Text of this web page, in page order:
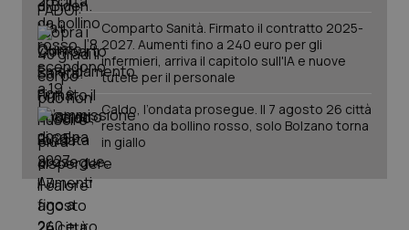
Comparto Sanità. Firmato il contratto 2025-
2027. Aumenti fino a 240 euro per gli
infermieri, arriva il capitolo sull'IA e nuove
tutele per il personale
Caldo, l’ondata prosegue. Il 7 agosto 26 città
restano da bollino rosso, solo Bolzano torna
in giallo